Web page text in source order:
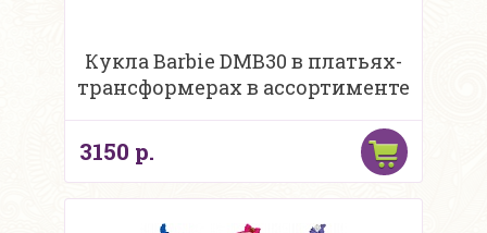
Кукла Barbie DMB30 в платьях-
трансформерах в ассортименте
3150 р.